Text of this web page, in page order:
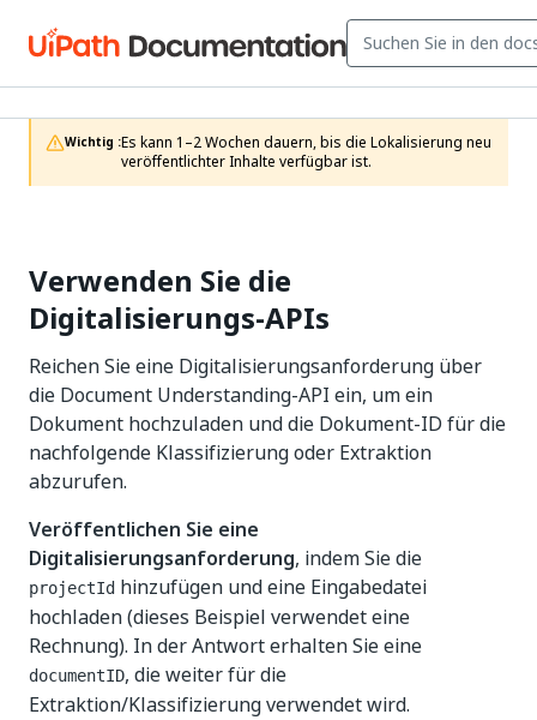
Wichtig :Es kann 1–2 Wochen dauern, bis die Lokalisierung neu
veröffentlichter Inhalte verfügbar ist.
Verwenden Sie die
Digitalisierungs-APIs
Reichen Sie eine Digitalisierungsanforderung über
die Document Understanding-API ein, um ein
Dokument hochzuladen und die Dokument-ID für die
nachfolgende Klassifizierung oder Extraktion
abzurufen.
Veröffentlichen Sie eine
Digitalisierungsanforderung, indem Sie die
projectId hinzufügen und eine Eingabedatei
hochladen (dieses Beispiel verwendet eine
Rechnung). In der Antwort erhalten Sie eine
documentID, die weiter für die
Extraktion/Klassifizierung verwendet wird.